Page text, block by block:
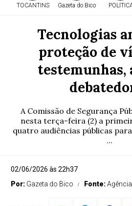
TOCANTINS Gazeta do Bico
Tecnologias
proteção de
A Comissão de Segurança
nesta terça-feira (2) a
quatro audiências públicas
...
02/06/2026 às 22h37
Por: Gazeta do Bico Fonte: